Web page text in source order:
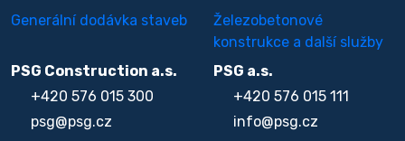
Generální dodávka staveb
PSG Construction a.s.
+420 576 015 300
psg@psg.cz
Železobetonové
konstrukce a další služby
PSG a.s.
+420 576 015 111
info@psg.cz